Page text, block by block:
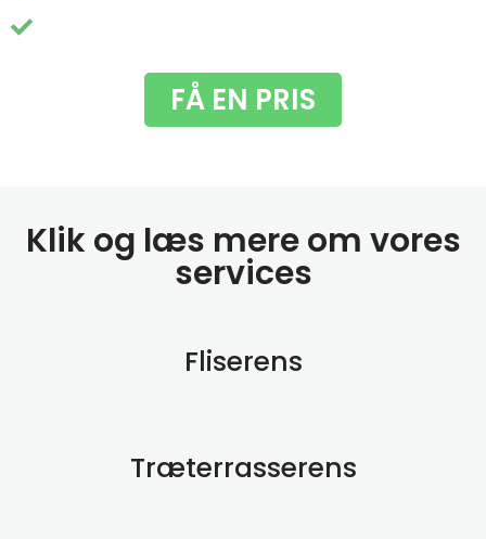
FÅ EN PRIS
Klik og læs mere om vores
services
Fliserens
Træterrasserens